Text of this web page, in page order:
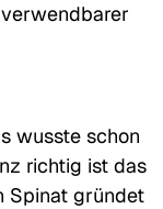
wusste schon
richtig ist das
Spinat gründet